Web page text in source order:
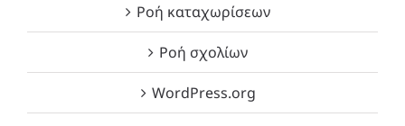
Ροή καταχωρίσεων
Ροή σχολίων
WordPress.org